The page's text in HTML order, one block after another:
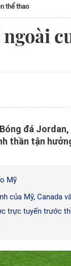
thể thao
đá
thần tận
Mỹ
của Mỹ, Canada
trực tuyến trước